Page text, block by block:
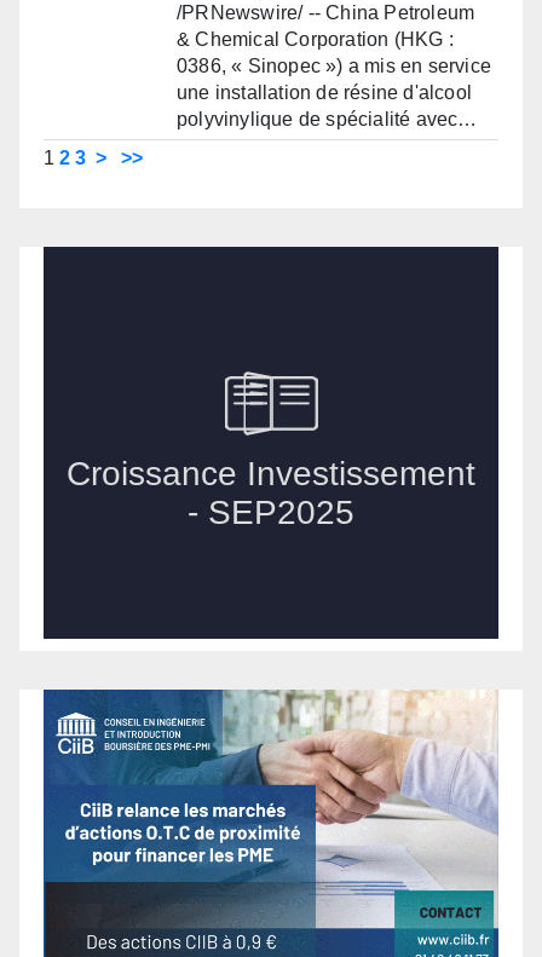
/PRNewswire/ -- China Petroleum
& Chemical Corporation (HKG :
0386, « Sinopec ») a mis en service
une installation de résine d'alcool
polyvinylique de spécialité avec…
1 2 3 > >>